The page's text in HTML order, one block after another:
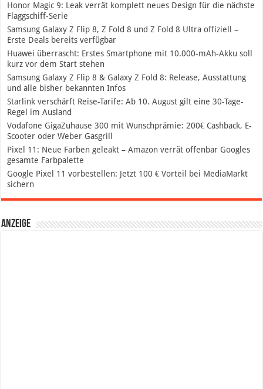
Honor Magic 9: Leak verrät komplett neues Design für die nächste
Flaggschiff-Serie
Samsung Galaxy Z Flip 8, Z Fold 8 und Z Fold 8 Ultra offiziell –
Erste Deals bereits verfügbar
Huawei überrascht: Erstes Smartphone mit 10.000-mAh-Akku soll
kurz vor dem Start stehen
Samsung Galaxy Z Flip 8 & Galaxy Z Fold 8: Release, Ausstattung
und alle bisher bekannten Infos
Starlink verschärft Reise-Tarife: Ab 10. August gilt eine 30-Tage-
Regel im Ausland
Vodafone GigaZuhause 300 mit Wunschprämie: 200€ Cashback, E-
Scooter oder Weber Gasgrill
Pixel 11: Neue Farben geleakt – Amazon verrät offenbar Googles
gesamte Farbpalette
Google Pixel 11 vorbestellen: Jetzt 100 € Vorteil bei MediaMarkt
sichern
Anzeige